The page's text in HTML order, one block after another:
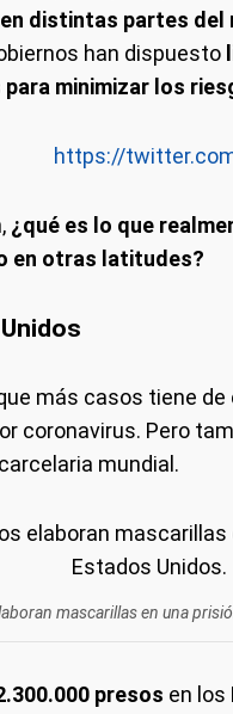
distintas partes del
han dispuesto
minimizar los
https://
¿qué es lo que
en otras latitudes?
más casos tiene
coronavirus. Pero
mundial.
mascarillas en una
presos en los